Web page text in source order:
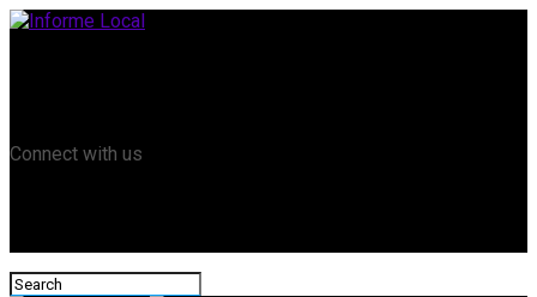
Connect with us